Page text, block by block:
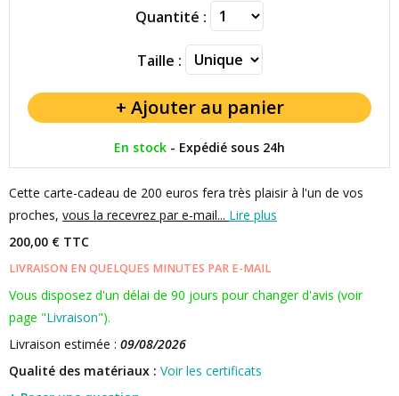
Quantité :
Taille :
En stock - Expédié sous 24h
Cette carte-cadeau de 200 euros fera très plaisir à l'un de vos
proches, vous la recevrez par e-mail... Lire plus
200,00 € TTC
LIVRAISON EN QUELQUES MINUTES PAR E-MAIL
Vous disposez d'un délai de 90 jours pour changer d'avis (voir
page "Livraison").
Livraison estimée : 09/08/2026
Qualité des matériaux : Voir les certificats